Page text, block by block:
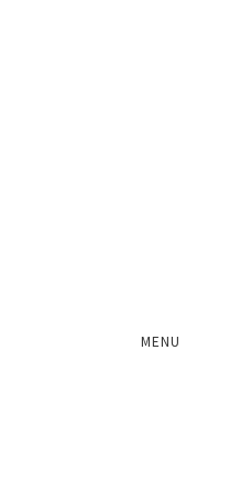
MENU
「一志会」第92
副会長・専務理事 松尾 元信
一流塾（第19期
４月１日付けで
任あずさ監査法人理事長）
産経新聞（Web
日刊工業新聞